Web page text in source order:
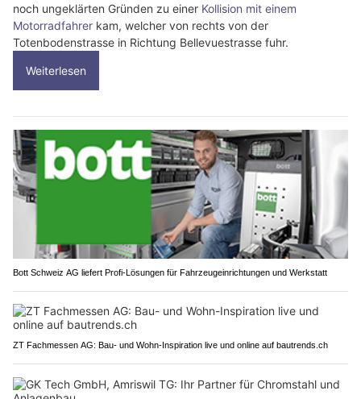
noch ungeklärten Gründen zu einer Kollision mit einem
Motorradfahrer kam, welcher von rechts von der
Totenbodenstrasse in Richtung Bellevuestrasse fuhr.
Weiterlesen
Bott Schweiz AG liefert Profi-Lösungen für Fahrzeugeinrichtungen und Werkstatt
ZT Fachmessen AG: Bau- und Wohn-Inspiration live und online auf bautrends.ch